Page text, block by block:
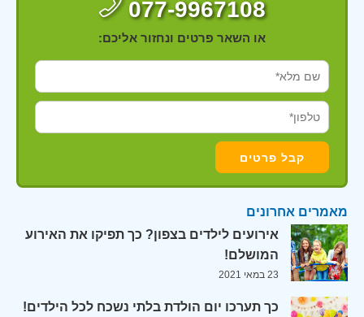
077-9967108
או השאר פרטים ונחזור אליכם:
מאמרים אחרונים
אירועים לילדים בצפון? כך תפיקו את האירוע
המושלם!
23 במאי 2021
כך תערכו יום הולדת בלתי נשכח לכל הילדים!